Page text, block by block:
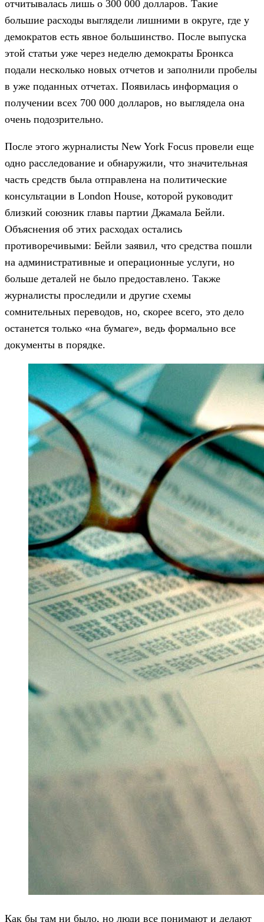
отчитывалась лишь о 300 000 долларов. Такие
большие расходы выглядели лишними в округе, где у
демократов есть явное большинство. После выпуска
этой статьи уже через неделю демократы Бронкса
подали несколько новых отчетов и заполнили пробелы
в уже поданных отчетах. Появилась информация о
получении всех 700 000 долларов, но выглядела она
очень подозрительно.
После этого журналисты New York Focus провели еще
одно расследование и обнаружили, что значительная
часть средств была отправлена ​​на политические
консультации в London House, которой руководит
близкий союзник главы партии Джамала Бейли.
Объяснения об этих расходах остались
противоречивыми: Бейли заявил, что средства пошли
на административные и операционные услуги, но
больше деталей не было предоставлено. Также
журналисты проследили и другие схемы
сомнительных переводов, но, скорее всего, это дело
останется только «на бумаге», ведь формально все
документы в порядке.
Как бы там ни было, но люди все понимают и делают